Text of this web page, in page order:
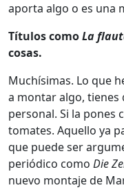
aporta algo o es una
Títulos comoLa
cosas.
Muchísimas. Lo que
a montar algo, tienes
personal. Si la pones
tomates. Aquello ya
que puede ser
periódico como Die
nuevo montaje de